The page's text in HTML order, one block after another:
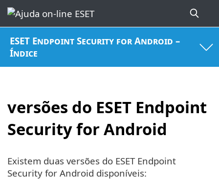
ESET Endpoint Security for Android –
Índice
versões do ESET Endpoint
Security for Android
Existem duas versões do ESET Endpoint
Security for Android disponíveis: